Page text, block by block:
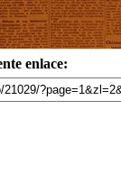
enlace: